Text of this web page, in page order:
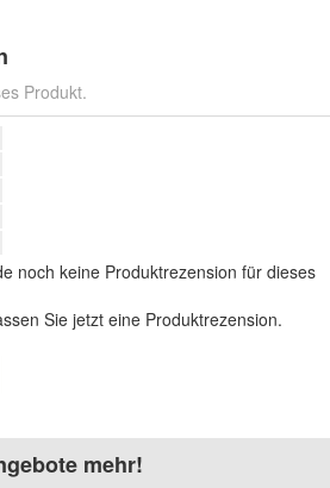
Produkt.
noch keine Produktrezension für dieses
Sie jetzt eine Produktrezension.
mehr!